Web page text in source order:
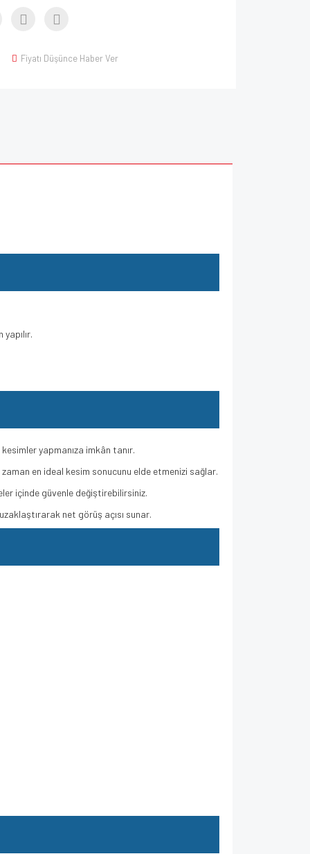
Fiyatı Düşünce Haber Ver
yapmanıza imkân tanır.
en ideal kesim sonucunu elde etmenizi sağlar.
içinde güvenle değiştirebilirsiniz.
net görüş açısı sunar.